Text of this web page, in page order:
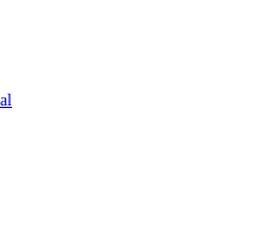
dan Regional